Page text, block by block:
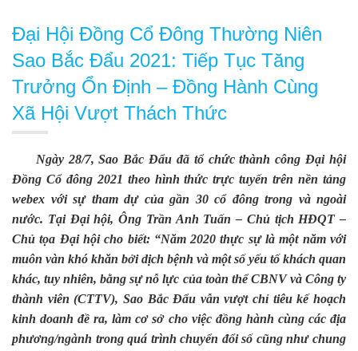
Đại Hội Đồng Cổ Đông Thường Niên
Sao Bắc Đẩu 2021: Tiếp Tục Tăng
Trưởng Ổn Định – Đồng Hành Cùng
Xã Hội Vượt Thách Thức
Ngày 28/7, Sao Bắc Đẩu đã tổ chức thành công Đại hội
Đồng Cổ đông 2021 theo hình thức trực tuyến trên nền tảng
webex với sự tham dự của gần 30 cổ đông trong và ngoài
nước. Tại Đại hội, Ông Trần Anh Tuấn – Chủ tịch HĐQT –
Chủ tọa Đại hội cho biết: “Năm 2020 thực sự là một năm với
muôn vàn khó khăn bởi dịch bệnh và một số yếu tố khách quan
khác, tuy nhiên, bằng sự nỗ lực của toàn thể CBNV và Công ty
thành viên (CTTV), Sao Bắc Đẩu vẫn vượt chỉ tiêu kế hoạch
kinh doanh đề ra, làm cơ sở cho việc đồng hành cùng các địa
phương/ngành trong quá trình chuyển đổi số cũng như chung